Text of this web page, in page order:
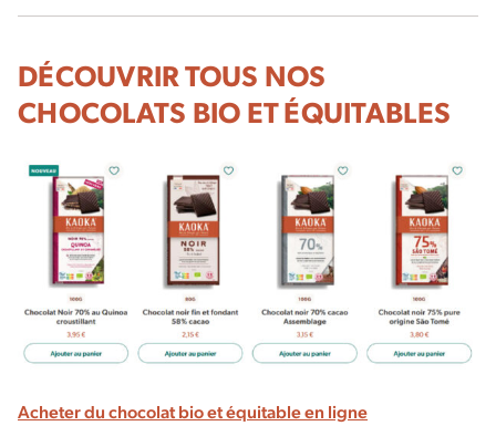
DÉCOUVRIR TOUS NOS
CHOCOLATS BIO ET ÉQUITABLES
Acheter du chocolat bio et équitable en ligne